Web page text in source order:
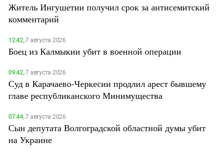
Житель Ингушетии получил срок за антисемитский
комментарий
12:42,7 августа 2026
Боец из Калмыкии убит в военной операции
09:42,7 августа 2026
Суд в Карачаево-Черкесии продлил арест бывшему
главе республиканского Минимущества
07:44,7 августа 2026
Сын депутата Волгоградской областной думы убит
на Украине